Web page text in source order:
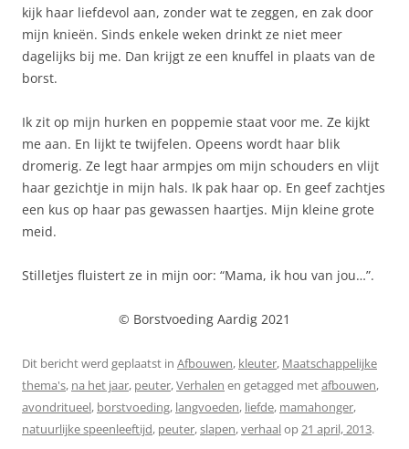
kijk haar liefdevol aan, zonder wat te zeggen, en zak door
mijn knieën. Sinds enkele weken drinkt ze niet meer
dagelijks bij me. Dan krijgt ze een knuffel in plaats van de
borst.
Ik zit op mijn hurken en poppemie staat voor me. Ze kijkt
me aan. En lijkt te twijfelen. Opeens wordt haar blik
dromerig. Ze legt haar armpjes om mijn schouders en vlijt
haar gezichtje in mijn hals. Ik pak haar op. En geef zachtjes
een kus op haar pas gewassen haartjes. Mijn kleine grote
meid.
Stilletjes fluistert ze in mijn oor: “Mama, ik hou van jou…”.
© Borstvoeding Aardig 2021
Dit bericht werd geplaatst in Afbouwen, kleuter, Maatschappelijke
thema's, na het jaar, peuter,Verhalen en getagged metafbouwen,
avondritueel, borstvoeding, langvoeden, liefde, mamahonger,
natuurlijke speenleeftijd, peuter,slapen,verhaalop21 april, 2013.